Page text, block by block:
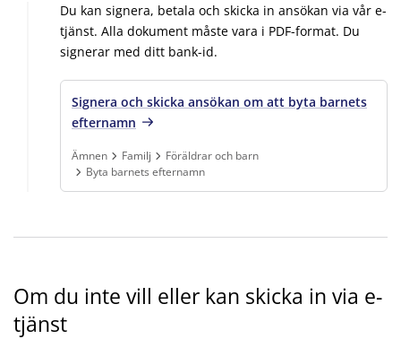
Du kan signera, betala och skicka in ansökan via vår e-
tjänst. Alla dokument måste vara i PDF-format. Du
signerar med ditt bank-id.
Signera och skicka ansökan om att byta barnets
efternamn
Ämnen Familj
Föräldrar och barn
Byta barnets efternamn
Finns under:Ämnen, Familj, Föräldrar och barn, Byta barnets
Om du inte vill eller kan skicka in via e-
tjänst